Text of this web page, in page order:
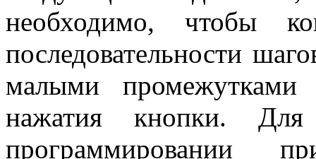
необходимо, чтобы
последовательности
малыми промежутками
нажатия кнопки.
программировании